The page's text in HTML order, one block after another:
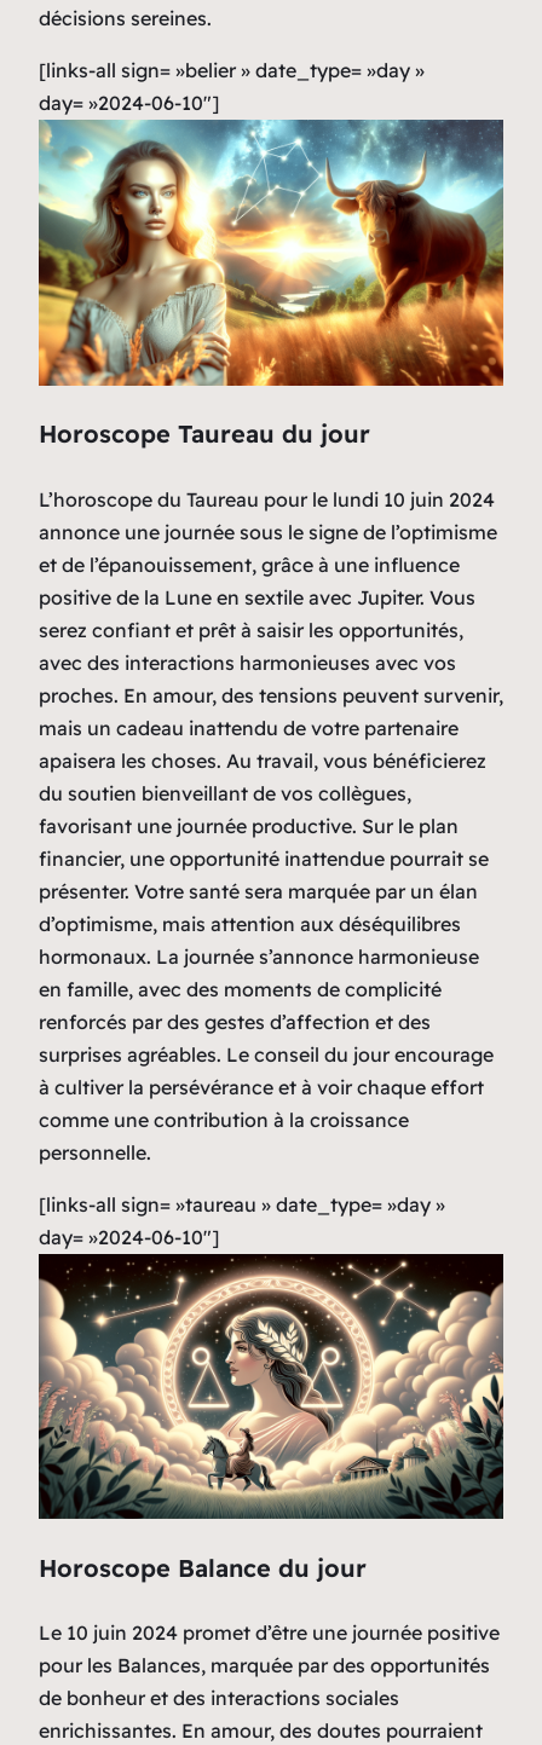
décisions sereines.
[links-all sign= »belier » date_type= »day »
day= »2024-06-10″]
Horoscope Taureau du jour
L’horoscope du Taureau pour le lundi 10 juin 2024
annonce une journée sous le signe de l’optimisme
et de l’épanouissement, grâce à une influence
positive de la Lune en sextile avec Jupiter. Vous
serez confiant et prêt à saisir les opportunités,
avec des interactions harmonieuses avec vos
proches. En amour, des tensions peuvent survenir,
mais un cadeau inattendu de votre partenaire
apaisera les choses. Au travail, vous bénéficierez
du soutien bienveillant de vos collègues,
favorisant une journée productive. Sur le plan
financier, une opportunité inattendue pourrait se
présenter. Votre santé sera marquée par un élan
d’optimisme, mais attention aux déséquilibres
hormonaux. La journée s’annonce harmonieuse
en famille, avec des moments de complicité
renforcés par des gestes d’affection et des
surprises agréables. Le conseil du jour encourage
à cultiver la persévérance et à voir chaque effort
comme une contribution à la croissance
personnelle.
[links-all sign= »taureau » date_type= »day »
day= »2024-06-10″]
Horoscope Balance du jour
Le 10 juin 2024 promet d’être une journée positive
pour les Balances, marquée par des opportunités
de bonheur et des interactions sociales
enrichissantes. En amour, des doutes pourraient